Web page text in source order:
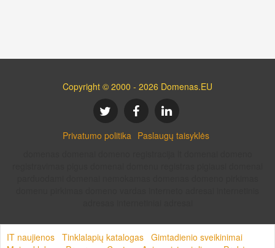
Copyright © 2000 - 2026 Domenas.EU
Privatumo politika Paslaugų taisyklės
IT naujienos Tinklalapių katalogas Gimtadienio sveikinimai